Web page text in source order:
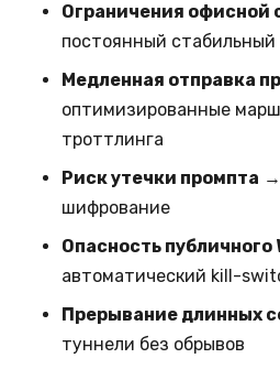
Ограничения офисной
постоянный стабильный
Медленная отправка
оптимизированные
троттлинга
Риск утечки промпта
шифрование
Опасность публичного
автоматический kill-
Прерывание длинных
туннели без обрывов